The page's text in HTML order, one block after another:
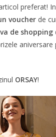
preferat!
voucher de
de shopping
aniversare
ORSAY!